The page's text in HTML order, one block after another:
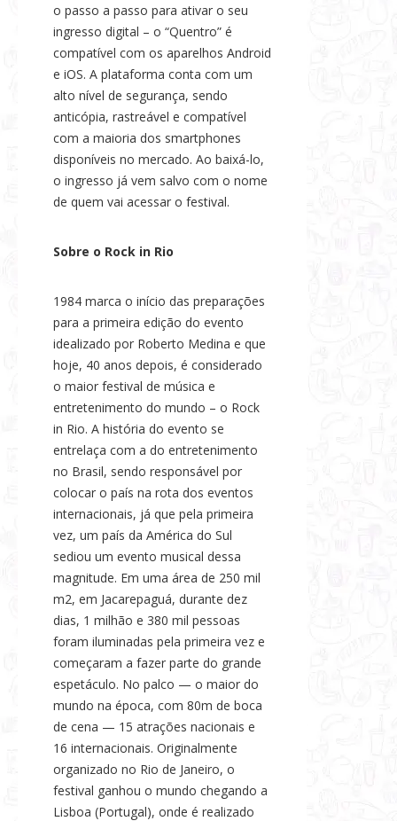
o passo a passo para ativar o seu
ingresso digital – o “Quentro” é
compatível com os aparelhos Android
e iOS. A plataforma conta com um
alto nível de segurança, sendo
anticópia, rastreável e compatível
com a maioria dos smartphones
disponíveis no mercado. Ao baixá-lo,
o ingresso já vem salvo com o nome
de quem vai acessar o festival.
Sobre o Rock in Rio
1984 marca o início das preparações
para a primeira edição do evento
idealizado por Roberto Medina e que
hoje, 40 anos depois, é considerado
o maior festival de música e
entretenimento do mundo – o Rock
in Rio. A história do evento se
entrelaça com a do entretenimento
no Brasil, sendo responsável por
colocar o país na rota dos eventos
internacionais, já que pela primeira
vez, um país da América do Sul
sediou um evento musical dessa
magnitude. Em uma área de 250 mil
m2, em Jacarepaguá, durante dez
dias, 1 milhão e 380 mil pessoas
foram iluminadas pela primeira vez e
começaram a fazer parte do grande
espetáculo. No palco — o maior do
mundo na época, com 80m de boca
de cena — 15 atrações nacionais e
16 internacionais. Originalmente
organizado no Rio de Janeiro, o
festival ganhou o mundo chegando a
Lisboa (Portugal), onde é realizado